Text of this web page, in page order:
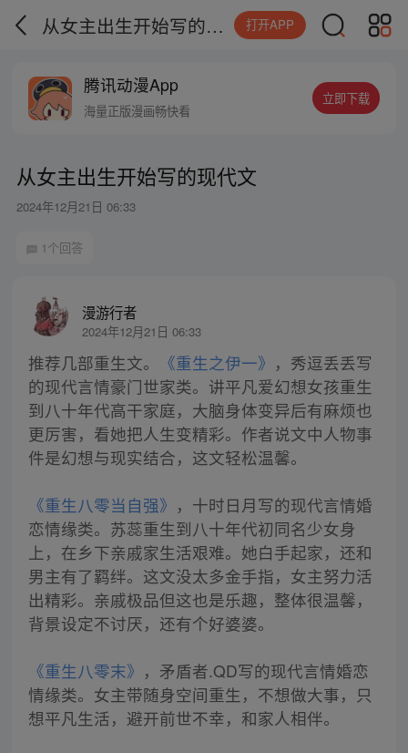
从女主出生开始写的现代文 打开APP
腾讯动漫App
海量正版漫画畅快看
立即下载
从女主出生开始写的现代文
2024年12月21日 06:33
1个回答
漫游行者
2024年12月21日 06:33
推荐几部重生文。 《重生之伊一》 ，秀逗丢丢写
的现代言情豪门世家类。讲平凡爱幻想女孩重生
到八十年代高干家庭，大脑身体变异后有麻烦也
更厉害，看她把人生变精彩。作者说文中人物事
件是幻想与现实结合，这文轻松温馨。
《重生八零当自强》 ，十时日月写的现代言情婚
恋情缘类。苏蕊重生到八十年代初同名少女身
上，在乡下亲戚家生活艰难。她白手起家，还和
男主有了羁绊。这文没太多金手指，女主努力活
出精彩。亲戚极品但这也是乐趣，整体很温馨，
背景设定不讨厌，还有个好婆婆。
《重生八零末》 ，矛盾者.QD写的现代言情婚恋
情缘类。女主带随身空间重生，不想做大事，只
想平凡生活，避开前世不幸，和家人相伴。